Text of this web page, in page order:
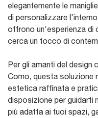
elegantemente le
di personalizzare
offrono un'esperienza di
cerca un tocco di
Per gli amanti del design
Como, questa soluzione
estetica raffinata e
disposizione per guidarti
più adatta ai tuoi spazi,